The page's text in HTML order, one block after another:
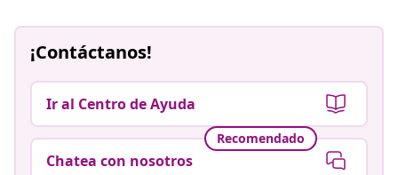
¡Contáctanos!
Ir al Centro de Ayuda
Recomendado
Chatea con nosotros